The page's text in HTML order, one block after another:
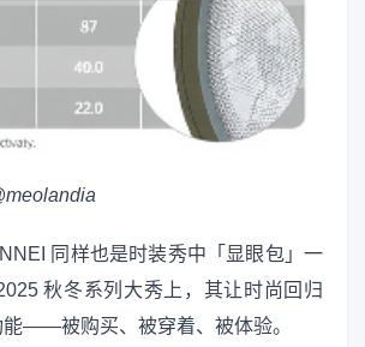
同样也是时装秀中「显眼包」一
秋冬系列大秀上，其让时尚回归
能——被购买、被穿着、被体验。